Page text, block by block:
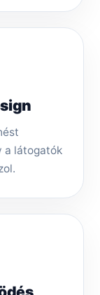
a látogatók